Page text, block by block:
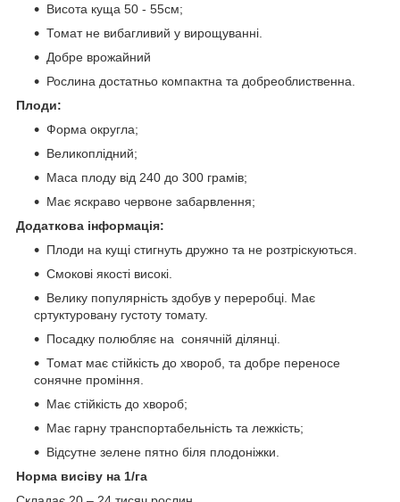
Висота куща 50 - 55см;
Томат не вибагливий у вирощуванні.
Добре врожайний
Рослина достатньо компактна та добреоблиственна.
Плоди:
Форма округла;
Великоплідний;
Маса плоду від 240 до 300 грамів;
Має яскраво червоне забарвлення;
Додаткова інформація:
Плоди на кущі стигнуть дружно та не розтріскуються.
Смокові якості високі.
Велику популярність здобув у переробці. Має
сртуктуровану густоту томату.
Посадку полюбляє на сонячній ділянці.
Томат має стійкість до хвороб, та добре переносе
сонячне проміння.
Має стійкість до хвороб;
Має гарну транспортабельність та лежкість;
Відсутне зелене пятно біля плодоніжки.
Норма висіву на 1/га